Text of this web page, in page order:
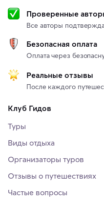
Проверенные
Все авторы
Безопасная оплата
Оплата через
Реальные отзывы
После каждого
Клуб Гидов
Туры
Виды отдыха
Организаторы туров
Отзывы о путешествиях
Частые вопросы